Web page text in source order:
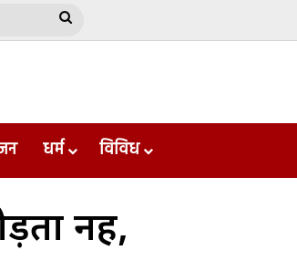
Search
धर्म विविध
नहीं,